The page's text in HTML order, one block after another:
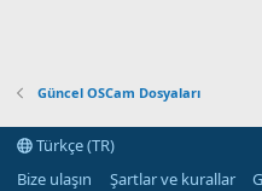
Güncel OSCam Dosyaları
Türkçe (TR)
Bize ulaşın
Şartlar ve kurallar